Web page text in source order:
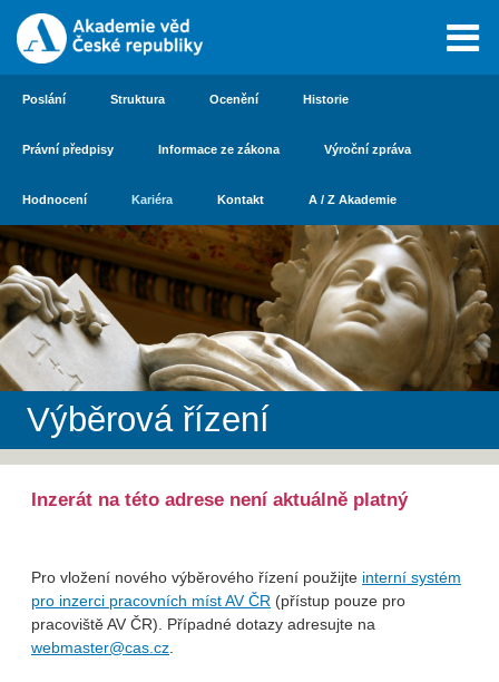
Poslání Struktura Ocenění Historie
Právní předpisy Informace ze zákona Výroční zpráva
Hodnocení Kariéra Kontakt A / Z Akademie
Výběrová řízení
Inzerát na této adrese není aktuálně platný
Pro vložení nového výběrového řízení použijte interní systém
pro inzerci pracovních míst AV ČR (přístup pouze pro
pracoviště AV ČR). Případné dotazy adresujte na
webmaster@cas.cz.